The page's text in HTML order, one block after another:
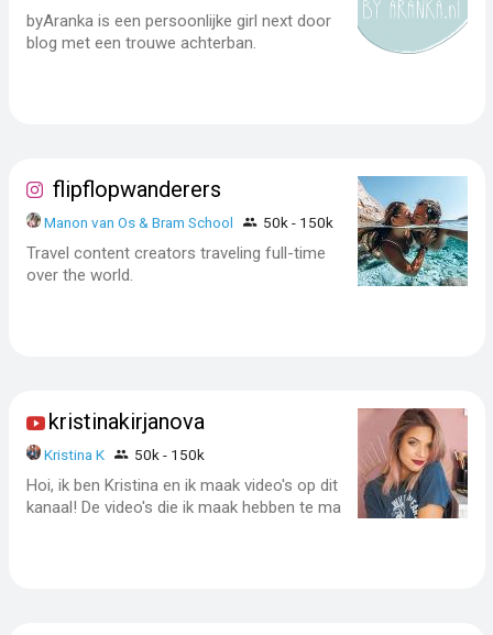
byAranka is een persoonlijke girl next door
blog met een trouwe achterban.
flipflopwanderers
Manon van Os & Bram School 50k - 150k
Travel content creators traveling full-time
over the world.
kristinakirjanova
Kristina K 50k - 150k
Hoi, ik ben Kristina en ik maak video's op dit
kanaal! De video's die ik maak hebben te ma